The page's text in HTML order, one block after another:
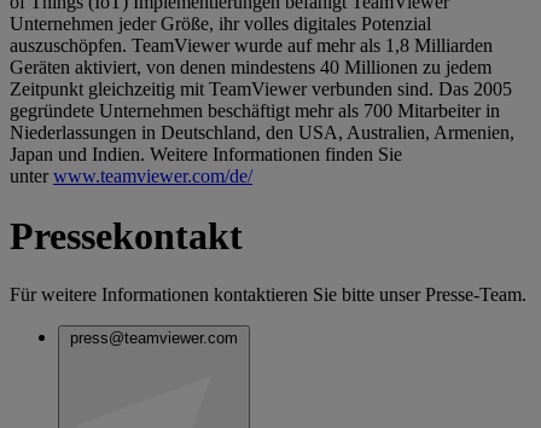
Unternehmen jeder Größe, ihr volles digitales Potenzial
auszuschöpfen. TeamViewer wurde auf mehr als 1,8 Milliarden
Geräten aktiviert, von denen mindestens 40 Millionen zu jedem
Zeitpunkt gleichzeitig mit TeamViewer verbunden sind. Das 2005
gegründete Unternehmen beschäftigt mehr als 700 Mitarbeiter in
Niederlassungen in Deutschland, den USA, Australien, Armenien,
Japan und Indien. Weitere Informationen finden Sie
unterwww.teamviewer.com/de/
Pressekontakt
Für weitere Informationen kontaktieren Sie bitte unser Presse-Team.
press@teamviewer.com